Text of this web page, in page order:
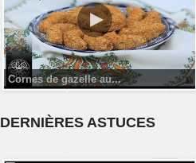
Cornes de gazelle au...
DERNIÈRES ASTUCES